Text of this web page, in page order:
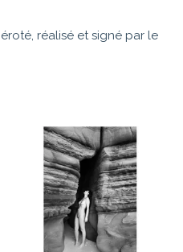
réalisé et signé par le